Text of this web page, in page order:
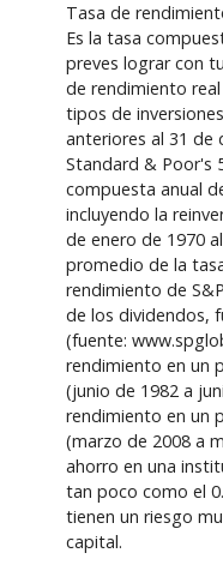
Tasa de
Es la tasa
preves lograr con
de rendimiento
tipos de
anteriores al 31 de
Standard & Poor's
compuesta anual
incluyendo la
de enero de 1970
promedio de la
rendimiento de
de los dividendos,
(fuente:
rendimiento en un
(junio de 1982 a
rendimiento en un
(marzo de 2008 a
ahorro en una
tan poco como el
tienen un riesgo
capital.